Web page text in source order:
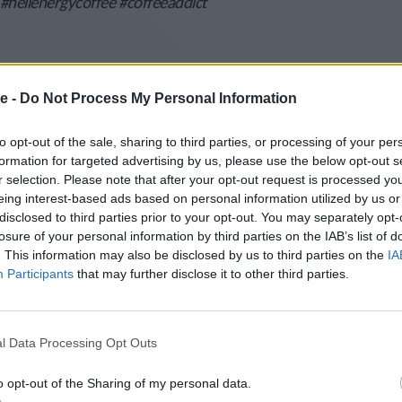
- Do Not Process My Personal Information
opt-out of the sale, sharing to third parties, or processing of your
for targeted advertising by us, please use the below opt-out
selection. Please note that after your opt-out request is processed
interest-based ads based on personal information utilized by us
to third parties prior to your opt-out. You may separately
of your personal information by third parties on the IAB’s list of
This information may also be disclosed by us to third parties on the
Participants that may further disclose it to other third parties.
Data Processing Opt Outs
opt-out of the Sharing of my personal data.
some upper body workout 💪🏻
#upperbodyworkout #bfyp
& Lookas) – Flo Rida
girl ☀️ @HELL ENERGY Official
#bfyp #fyp#coffee
– Doja Cat
#ayianapa2022
#hollywood #bfyp ♬ Tiny Room